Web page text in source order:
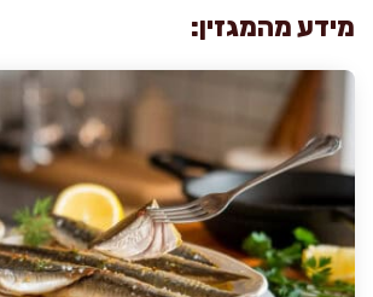
מידע מהמגזין: